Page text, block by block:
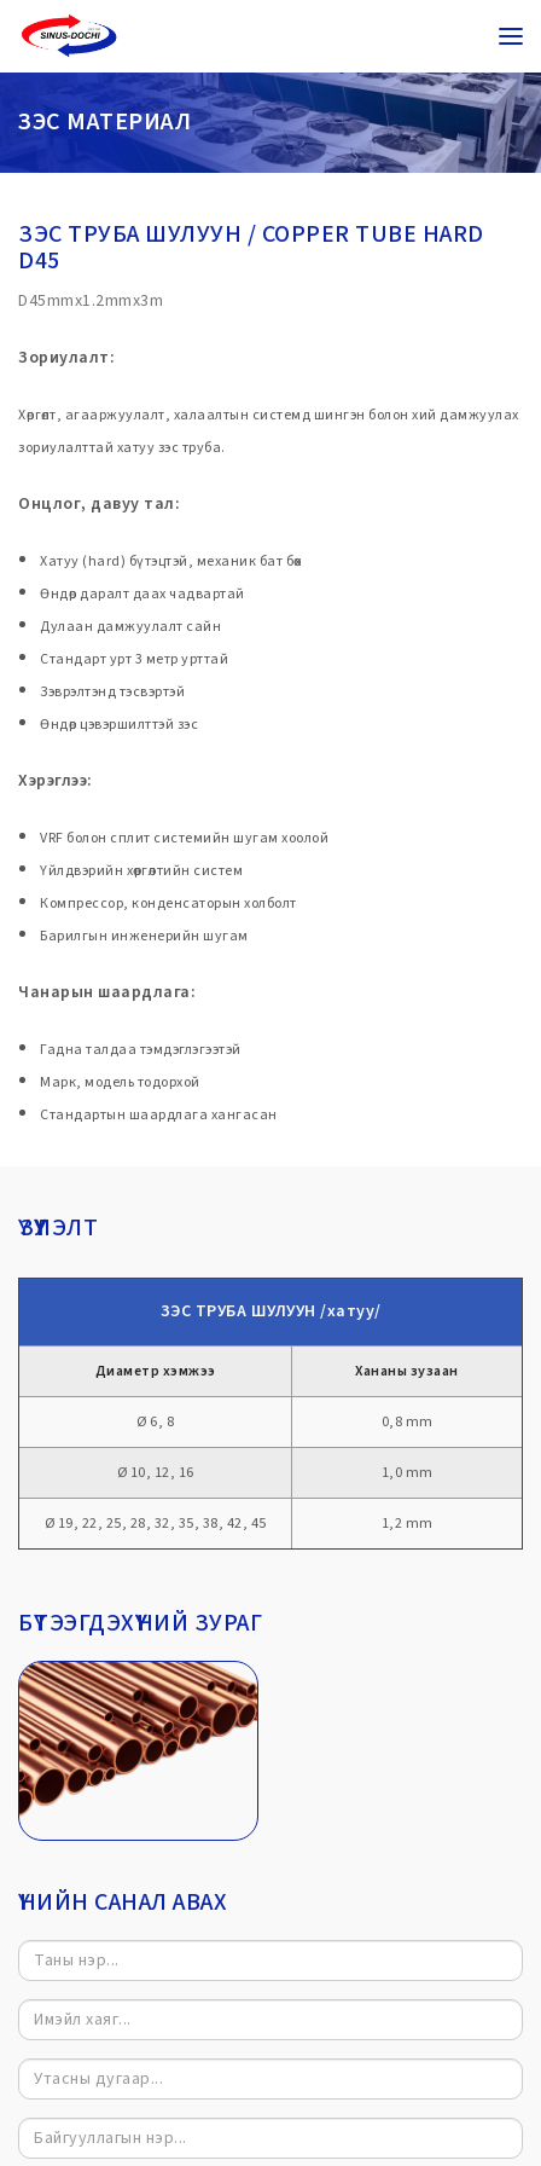
ЗЭС МАТЕРИАЛ
ЗЭС ТРУБА ШУЛУУН / COPPER TUBE HARD
D45
D45mmx1.2mmx3m
Зориулалт:
Хөргөлт, агааржуулалт, халаалтын системд шингэн болон хий дамжуулах
зориулалттай хатуу зэс труба.
Онцлог, давуу тал:
Хатуу (hard) бүтэцтэй, механик бат бөх
Өндөр даралт даах чадвартай
Дулаан дамжуулалт сайн
Стандарт урт 3 метр урттай
Зэврэлтэнд тэсвэртэй
Өндөр цэвэршилттэй зэс
Хэрэглээ:
VRF болон сплит системийн шугам хоолой
Үйлдвэрийн хөргөлтийн систем
Компрессор, конденсаторын холболт
Барилгын инженерийн шугам
Чанарын шаардлага:
Гадна талдаа тэмдэглэгээтэй
Марк, модель тодорхой
Стандартын шаардлага хангасан
ҮЗҮҮЛЭЛТ
ЗЭС ТРУБА ШУЛУУН /хатуу/
Диаметр хэмжээ Хананы зузаан
Ø 6, 8 0,8 mm
Ø 10, 12, 16 1,0 mm
Ø 19, 22, 25, 28, 32, 35, 38, 42, 45 1,2 mm
БҮТЭЭГДЭХҮҮНИЙ ЗУРАГ
ҮНИЙН САНАЛ АВАХ